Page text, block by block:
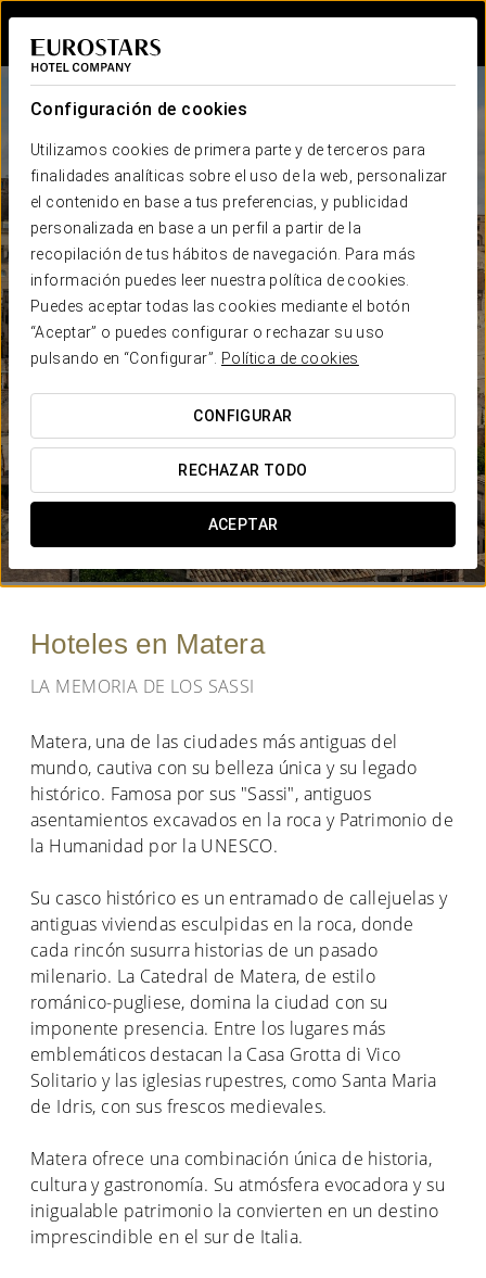
Configuración de cookies
Utilizamos cookies de primera parte y de terceros para
finalidades analíticas sobre el uso de la web, personalizar
el contenido en base a tus preferencias, y publicidad
personalizada en base a un perfil a partir de la
recopilación de tus hábitos de navegación. Para más
información puedes leer nuestra política de cookies.
Puedes aceptar todas las cookies mediante el botón
“Aceptar” o puedes configurar o rechazar su uso
pulsando en “Configurar”.
Política de cookies
CONFIGURAR
RECHAZAR TODO
ACEPTAR
Hoteles en Matera
LA MEMORIA DE LOS SASSI
Matera, una de las ciudades más antiguas del
mundo, cautiva con su belleza única y su legado
histórico. Famosa por sus "Sassi", antiguos
asentamientos excavados en la roca y Patrimonio de
la Humanidad por la UNESCO.
Su casco histórico es un entramado de callejuelas y
antiguas viviendas esculpidas en la roca, donde
cada rincón susurra historias de un pasado
milenario. La Catedral de Matera, de estilo
románico-pugliese, domina la ciudad con su
imponente presencia. Entre los lugares más
emblemáticos destacan la Casa Grotta di Vico
Solitario y las iglesias rupestres, como Santa Maria
de Idris, con sus frescos medievales.
Matera ofrece una combinación única de historia,
cultura y gastronomía. Su atmósfera evocadora y su
inigualable patrimonio la convierten en un destino
imprescindible en el sur de Italia.